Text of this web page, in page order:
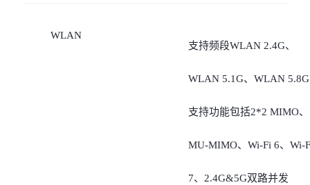
WLAN
支持频段WLAN 2.4G、
WLAN 5.1G、WLAN
支持功能包括2*2 MIMO、
MU-MIMO、Wi-Fi 6、Wi-
7、2.4G&5G双路并发